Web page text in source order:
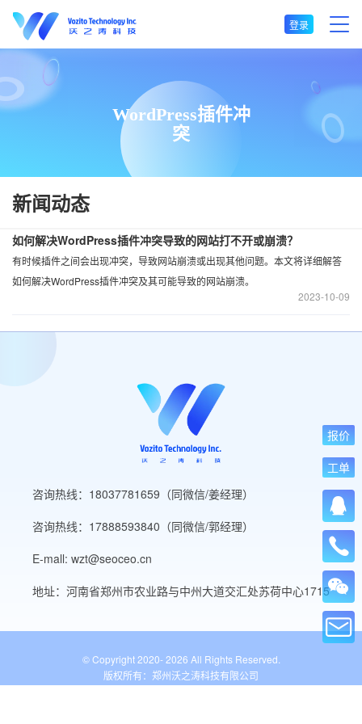
登录
WordPress插件冲
突
新闻动态
10-09
2023
如何解决WordPress插件冲突导致的网站打不开或崩溃？
​有时候插件之间会出现冲突，导致网站崩溃或出现其他问题。本文将详细解答
如何解决WordPress插件冲突及其可能导致的网站崩溃。
咨询热线：18037781659（同微信/姜经理）
咨询热线：17888593840（同微信/郭经理）
E-mall: wzt@seoceo.cn
地址：河南省郑州市农业路与中州大道交汇处苏荷中心1715
© Copyright 2020-2026 All Rights Reserved.
版权所有：郑州沃之涛科技有限公司
报价
工单